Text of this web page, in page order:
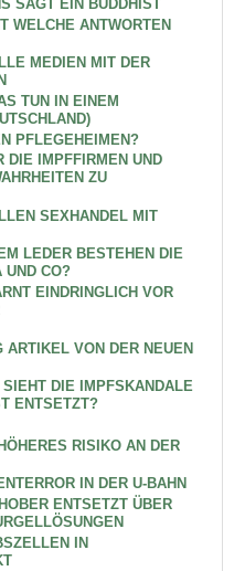
SAGT EIN BUDDHIST
WELCHE ANTWORTEN
MEDIEN MIT DER
TUN IN EINEM
PFLEGEHEIMEN?
DIE IMPFFIRMEN UND
ZU
SEXHANDEL MIT
LEDER BESTEHEN DIE
UND CO?
EINDRINGLICH VOR
ARTIKEL VON DER NEUEN
DIE IMPFSKANDALE
ENTSETZT?
RISIKO AN DER
IN DER U-BAHN
ENTSETZT ÜBER
IN